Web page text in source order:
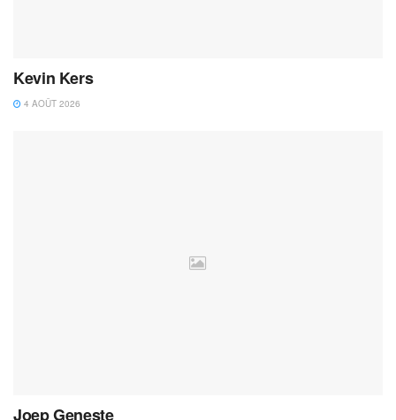
Kevin Kers
4 AOÛT 2026
Joep Geneste